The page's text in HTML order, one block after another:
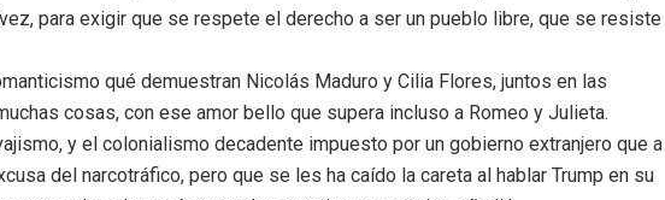
para exigir que se respete el derecho a ser un pueblo libre, que se resiste
qué demuestran Nicolás Maduro y Cilia Flores, juntos en las
cosas, con ese amor bello que supera incluso a Romeo y Julieta.
y el colonialismo decadente impuesto por un gobierno extranjero que a
del narcotráfico, pero que se les ha caído la careta al hablar Trump en su